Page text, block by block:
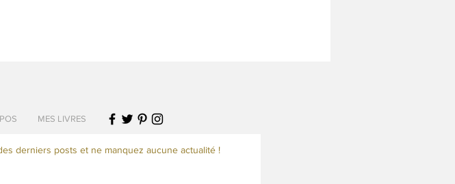
MES LIVRES
derniers posts et ne manquez aucune actualité !